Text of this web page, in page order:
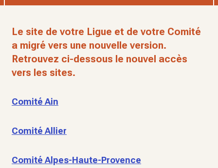
Le site de votre Ligue et de votre Comité
a migré vers une nouvelle version.
Retrouvez ci-dessous le nouvel accès
vers les sites.
Comité Ain
Comité Allier
Comité Alpes-Haute-Provence